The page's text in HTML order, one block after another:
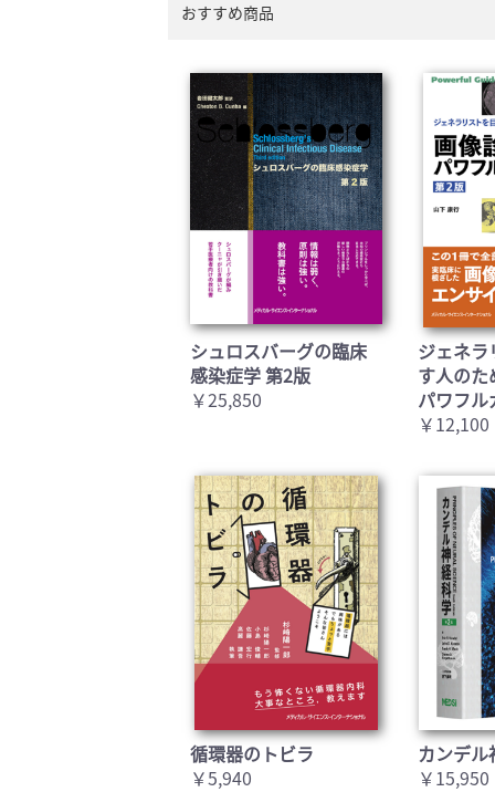
おすすめ商品
シュロスバーグの臨床
感染症学 第2版
￥25,850
ジェネ
す人のた
パワフ
￥12,100
循環器のトビラ
￥5,940
カンデ
￥15,950